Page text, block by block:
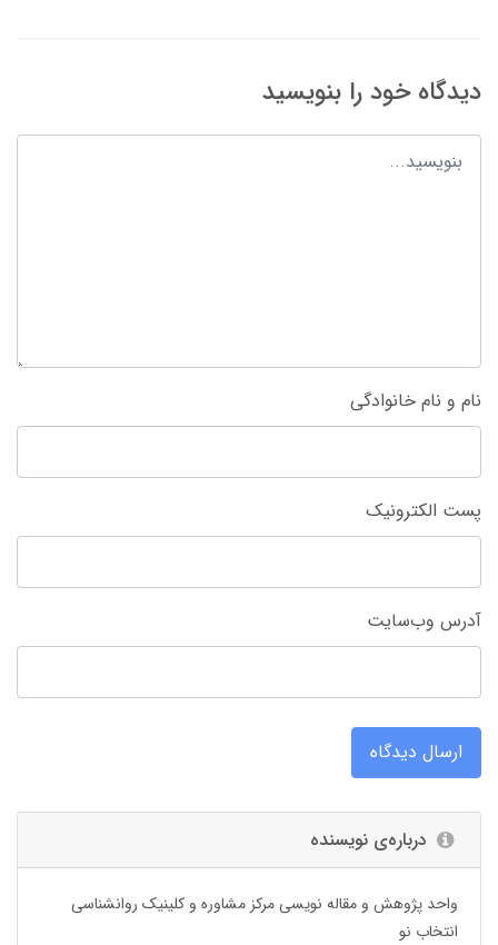
دیدگاه خود را بنویسید
نام و نام خانوادگی
پست الکترونیک
آدرس وب‌سایت
ارسال دیدگاه
درباره‌ی نویسنده
واحد پژوهش و مقاله نویسی مرکز مشاوره و کلینیک روانشناسی
انتخاب نو